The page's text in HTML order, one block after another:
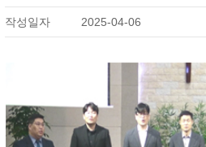
작성일자 2025-04-06